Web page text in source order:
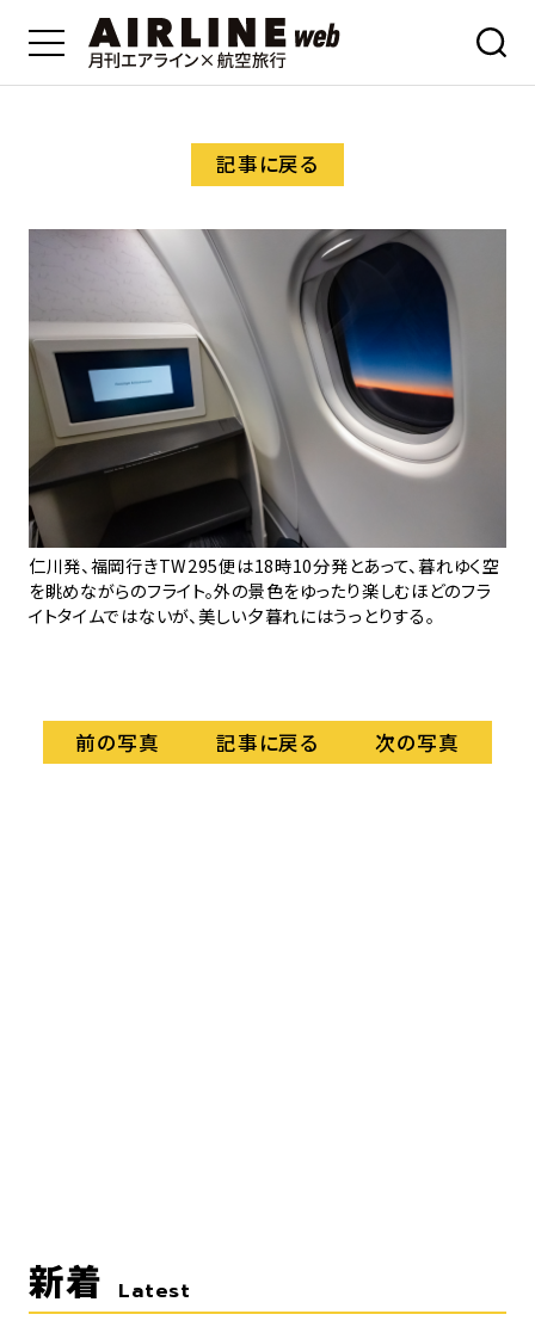
記事に戻る
仁川発、福岡行きTW295便は18時10分発とあって、暮れゆく空
を眺めながらのフライト。外の景色をゆったり楽しむほどのフラ
イトタイムではないが、美しい夕暮れにはうっとりする。
前の写真 記事に戻る 次の写真
新着 Latest